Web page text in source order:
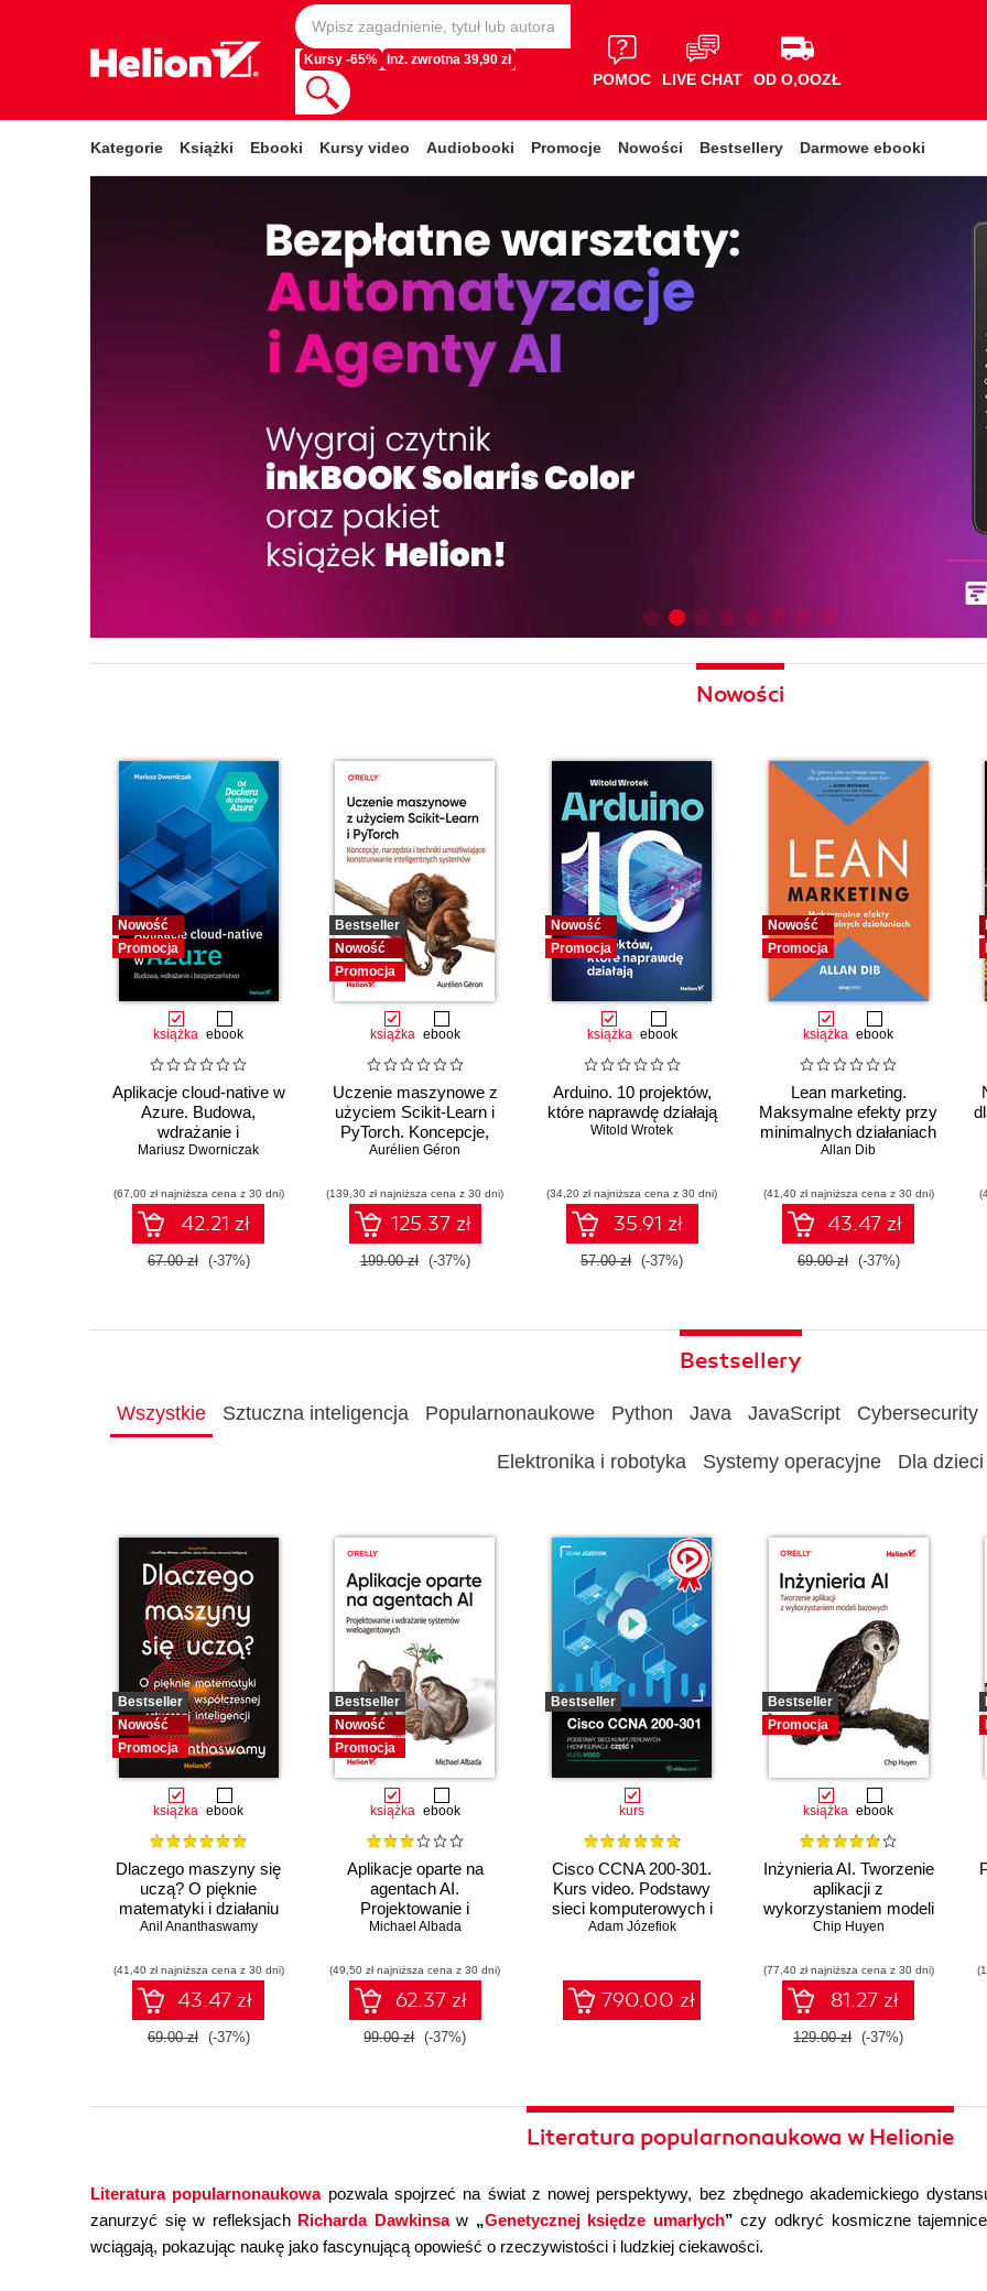
Kursy -65% Inż. zwrotna 39,90 zł
POMOC LIVE CHAT OD O,OOZŁ
Kategorie Książki Ebooki Kursy video Audiobooki Promocje Nowości Bestsellery Darmowe ebooki
Nowości
Nowość
Promocja
książka ebook
Aplikacje cloud-native w
Azure. Budowa,
wdrażanie i
bezpieczeństwo
Mariusz Dworniczak
(67,00 zł najniższa cena z 30 dni)
42.21 zł
67.00 zł (-37%)
Bestseller
Nowość
Promocja
książka ebook
Uczenie maszynowe z
użyciem Scikit-Learn i
PyTorch. Koncepcje,
narzędzia i techniki
konstruowanie
inteligentnych systemów
Aurélien Géron
(139,30 zł najniższa cena z 30 dni)
125.37 zł
199.00 zł (-37%)
Nowość
Promocja
książka ebook
Arduino. 10 projektów,
które naprawdę działają
Witold Wrotek
(34,20 zł najniższa cena z 30 dni)
35.91 zł
57.00 zł (-37%)
Nowość
Promocja
książka ebook
Lean marketing.
Maksymalne efekty przy
minimalnych działaniach
Allan Dib
(41,40 zł najniższa cena z 30 dni)
43.47 zł
69.00 zł (-37%)
Bestsellery
Wszystkie Sztuczna inteligencja Popularnonaukowe Python Java JavaScript Cybersecurity
Elektronika i robotyka Systemy operacyjne Dla dzieci
Bestseller
Nowość
Promocja
książka ebook
Dlaczego maszyny się
uczą? O pięknie
matematyki i działaniu
współczesnej sztucznej
Anil Ananthaswamy
(41,40 zł najniższa cena z 30 dni)
43.47 zł
69.00 zł (-37%)
Bestseller
Nowość
Promocja
książka ebook
Aplikacje oparte na
agentach AI.
Projektowanie i
wdrażanie systemów
Michael Albada
(49,50 zł najniższa cena z 30 dni)
62.37 zł
99.00 zł (-37%)
Bestseller
kurs
Cisco CCNA 200-301.
Kurs video. Podstawy
sieci komputerowych i
konfiguracji
Adam Józefiok
790.00 zł
Bestseller
Promocja
książka ebook
Inżynieria AI. Tworzenie
aplikacji z
wykorzystaniem modeli
bazowych
Chip Huyen
(77,40 zł najniższa cena z 30 dni)
81.27 zł
129.00 zł (-37%)
Literatura popularnonaukowa w Helionie
Literatura popularnonaukowapozwala spojrzeć na świat z nowej perspektywy, bez zbędnego akademickiego
zanurzyć się w refleksjach Richarda Dawkinsaw „Genetycznej księdze umarłych” czy odkryć kosmiczne
wciągają, pokazując naukę jako fascynującą opowieść o rzeczywistości i ludzkiej ciekawości.